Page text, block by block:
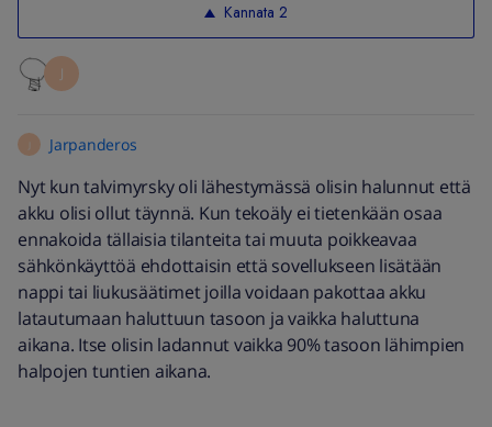
Kannata 2
J
Jarpanderos
Nyt kun talvimyrsky oli lähestymässä olisin halunnut että
akku olisi ollut täynnä. Kun tekoäly ei tietenkään osaa
ennakoida tällaisia tilanteita tai muuta poikkeavaa
sähkönkäyttöä ehdottaisin että sovellukseen lisätään
nappi tai liukusäätimet joilla voidaan pakottaa akku
latautumaan haluttuun tasoon ja vaikka haluttuna
aikana. Itse olisin ladannut vaikka 90% tasoon lähimpien
halpojen tuntien aikana.